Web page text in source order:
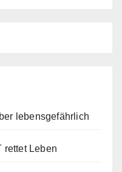
lebensgefährlich
rettet Leben